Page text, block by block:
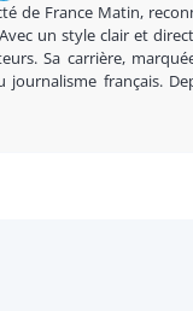
de France Matin,
un style clair et
Sa carrière,
français.